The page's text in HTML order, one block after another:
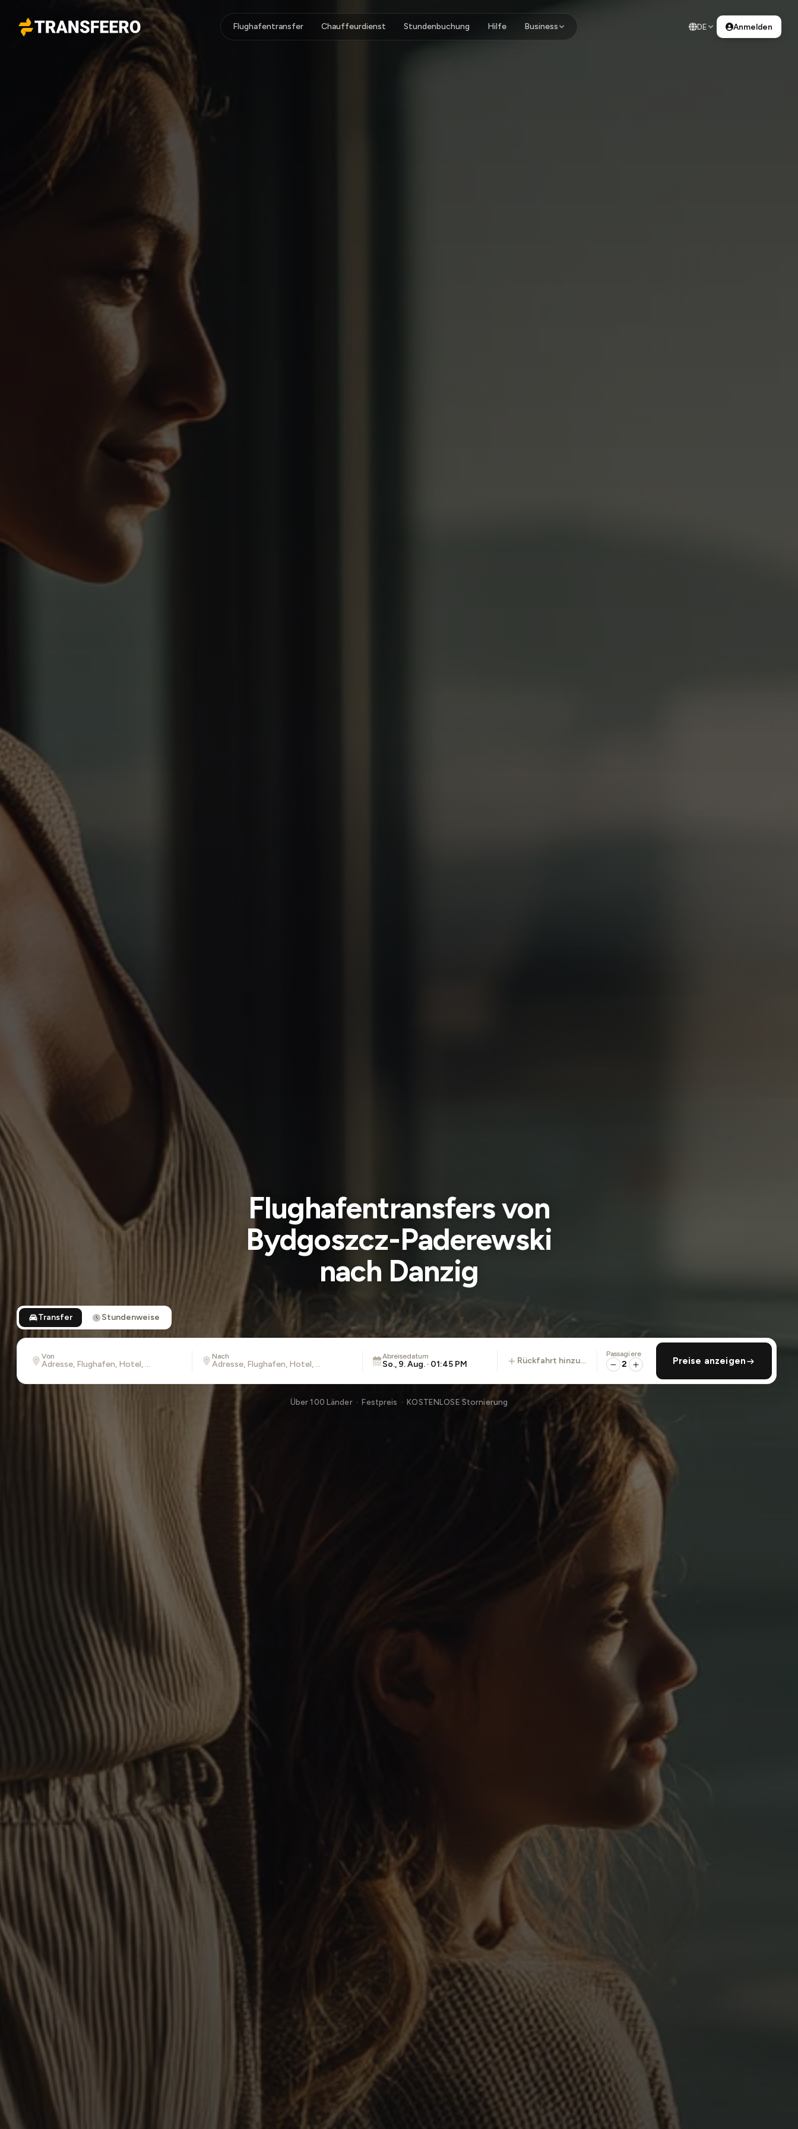
Transfeero
Flughafentransfer Chauffeurdienst Stundenbuchung Hilfe Business DE Anmelden
Flughafentransfers von
Bydgoszcz-Paderewski
nach Danzig
Transfer Stundenweise
Von Nach Abreisedatum
So., 9. Aug. · 01:45 PM rückfahrt hinzufügen
Passagiere
2 Preise anzeigen
Über 100 Länder · Festpreis · KOSTENLOSE Stornierung